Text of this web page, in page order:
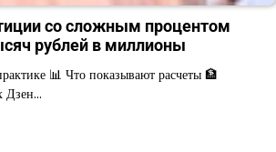
со сложным процентом
рублей в миллионы
📊 Что показывают расчеты 🏦
Дзен…